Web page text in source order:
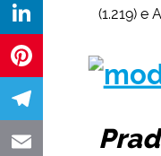
Twitter
LinkedIn
Pinterest
Telegram
(1.219) e